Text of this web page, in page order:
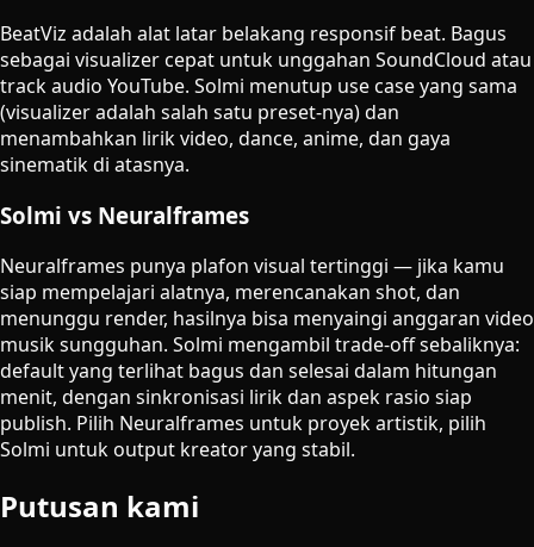
BeatViz adalah alat latar belakang responsif beat. Bagus
sebagai visualizer cepat untuk unggahan SoundCloud atau
track audio YouTube. Solmi menutup use case yang sama
(visualizer adalah salah satu preset-nya) dan
menambahkan lirik video, dance, anime, dan gaya
sinematik di atasnya.
Solmi vs Neuralframes
Neuralframes punya plafon visual tertinggi — jika kamu
siap mempelajari alatnya, merencanakan shot, dan
menunggu render, hasilnya bisa menyaingi anggaran video
musik sungguhan. Solmi mengambil trade-off sebaliknya:
default yang terlihat bagus dan selesai dalam hitungan
menit, dengan sinkronisasi lirik dan aspek rasio siap
publish. Pilih Neuralframes untuk proyek artistik, pilih
Solmi untuk output kreator yang stabil.
Putusan kami